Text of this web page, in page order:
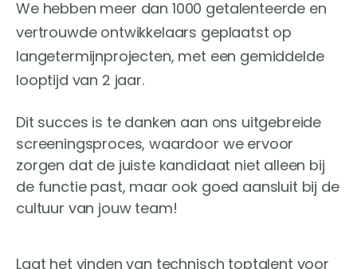
We hebben meer dan 1000 getalenteerde en
vertrouwde ontwikkelaars geplaatst op
langetermijnprojecten, met een gemiddelde
looptijd van 2 jaar.
Dit succes is te danken aan ons uitgebreide
screeningsproces, waardoor we ervoor
zorgen dat de juiste kandidaat niet alleen bij
de functie past, maar ook goed aansluit bij de
cultuur van jouw team!
Laat het vinden van technisch toptalent voor